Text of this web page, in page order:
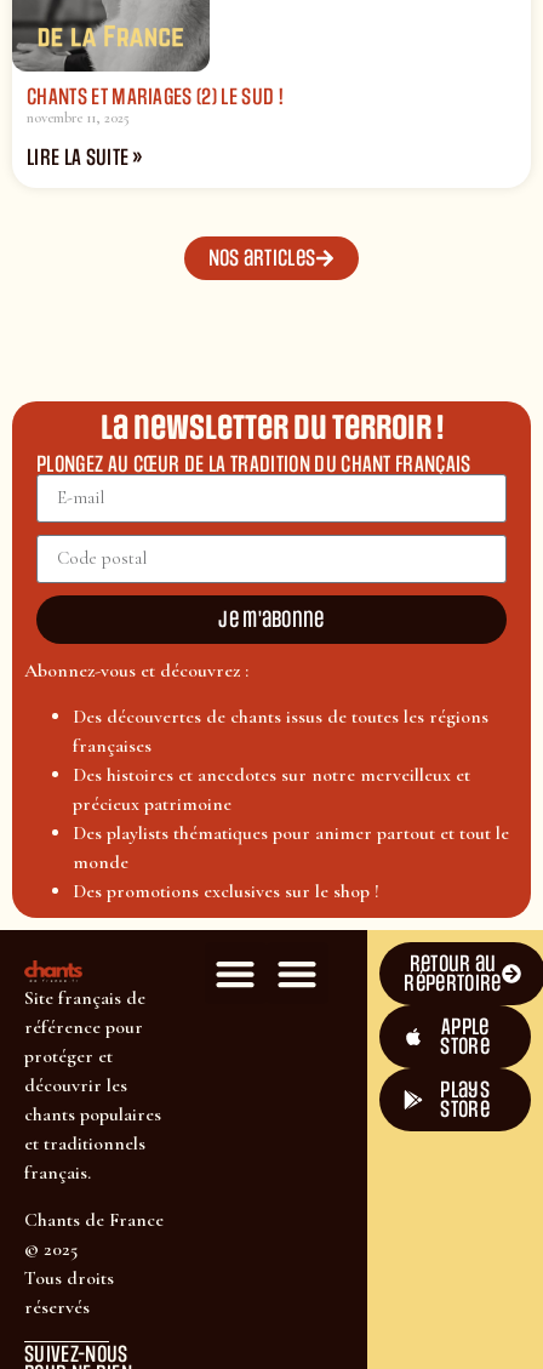
CHANTS ET MARIAGES (2) LE SUD !
novembre 11, 2025
LIRE LA SUITE »
Nos articles
La newsletter du terroir !
PLONGEZ AU CŒUR DE LA TRADITION DU CHANT FRANÇAIS
Je m'abonne
Abonnez-vous et découvrez :
Des découvertes de chants issus de toutes les régions
françaises
Des histoires et anecdotes sur notre merveilleux et
précieux patrimoine
Des playlists thématiques pour animer partout et tout le
monde
Des promotions exclusives sur le shop !
Site français de
référence pour
protéger et
découvrir les
chants populaires
et traditionnels
français.
Chants de France
© 2025
Tous droits
réservés
SUIVEZ-NOUS
Retour au
répertoire
Apple
Store
plays
store